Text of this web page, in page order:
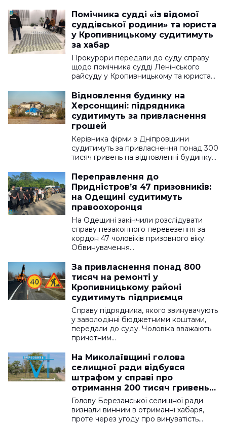
Помічника судді «із відомої
суддівської родини» та юриста
у Кропивницькому судитимуть
за хабар
Прокурори передали до суду справу
щодо помічника судді Ленінського
райсуду у Кропивницькому та юриста…
Відновлення будинку на
Херсонщині: підрядника
судитимуть за привласнення
грошей
Керівника фірми з Дніпровщини
судитимуть за привласнення понад 300
тисяч гривень на відновленні будинку…
Переправлення до
Придністров’я 47 призовників:
на Одещині судитимуть
правоохоронця
На Одещині закінчили розслідувати
справу незаконного перевезення за
кордон 47 чоловіків призовного віку.
Обвинувачення…
За привласнення понад 800
тисяч на ремонті у
Кропивницькому районі
судитимуть підприємця
Справу підрядника, якого звинувачують
у заволодінні бюджетними коштами,
передали до суду. Чоловіка вважають
причетним…
На Миколаївщині голова
селищної ради відбувся
штрафом у справі про
отримання 200 тисяч гривень
хабаря
Голову Березанської селищної ради
визнали винним в отриманні хабаря,
проте через угоду про винуватість…